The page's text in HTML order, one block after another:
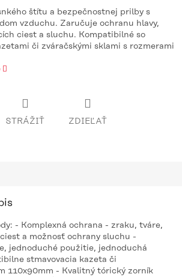
štítu a bezpečnostnej prilby s
vzduchu. Zaručuje ochranu hlavy,
ciest a sluchu. Kompatibilné so
či zváračskými sklami s rozmerami
STRÁŽIŤ ZDIEĽAŤ
- Komplexná ochrana - zraku, tváre,
a možnosť ochrany sluchu -
jednoduché použitie, jednoduchá
stmavovacia kazeta či
110x90mm - Kvalitný tórický zorník